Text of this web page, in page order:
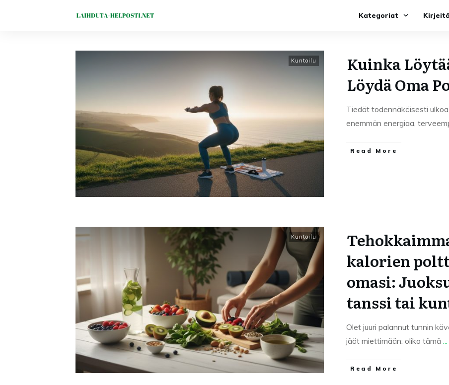
Kategoriat
Kuntoilu
Kuinka
Löydä Oma
Tiedät todennäköisesti
enemmän energiaa,
Read More
Kuntoilu
kalorien
omasi:
tanssi tai
Olet juuri palannut tunnin
jäät miettimään: oliko tämä ...
Read More